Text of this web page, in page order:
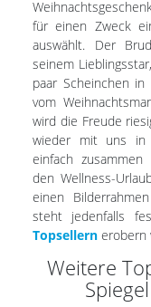
für einen Zweck
auswählt. Der
seinem
paar Scheinchen
vom
wird die Freude
wieder mit uns in
einfach
den Wellness-
einen
steht jedenfalls
Topsellern erobern
Weitere